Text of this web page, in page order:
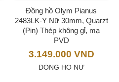
Đồng hồ Olym Pianus
2483LK-Y Nữ 30mm, Quarzt
(Pin) Thép không gỉ, mạ
PVD
3.149.000 VND
ĐỒNG HỒ NỮ